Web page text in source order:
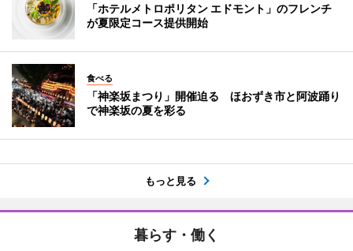
「ホテルメトロポリタン エドモント」のフレンチ
が夏限定コース提供開始
食べる
「神楽坂まつり」開催迫る ほおずき市と阿波踊り
で神楽坂の夏を彩る
もっと見る
暮らす・働く